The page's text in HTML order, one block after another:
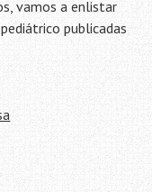
vamos a enlistar
publicadas